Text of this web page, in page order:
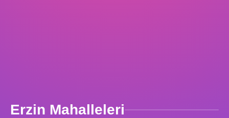
Erzin Mahalleleri